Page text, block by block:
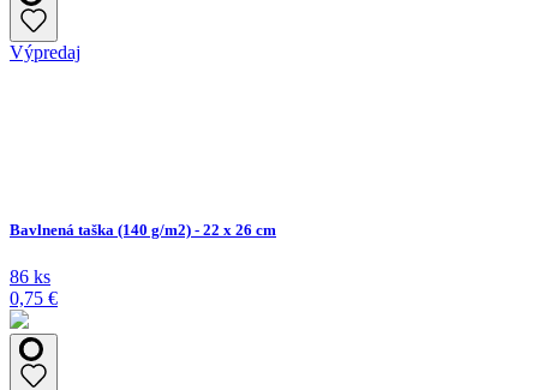
Výpredaj
Bavlnená taška (140 g/m2) - 22 x 26 cm
86 ks
0,75 €